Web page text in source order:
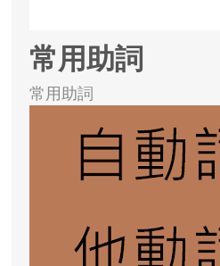
常用助詞
常用助詞